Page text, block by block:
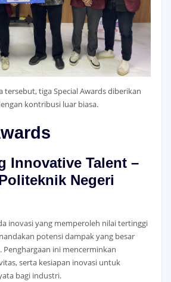
tersebut, tiga Special Awards diberikan
kontribusi luar biasa.
Innovative Talent –
Negeri
inovasi yang memperoleh nilai tertinggi
potensi dampak yang besar
ini mencerminkan
serta kesiapan inovasi untuk
bagi industri.